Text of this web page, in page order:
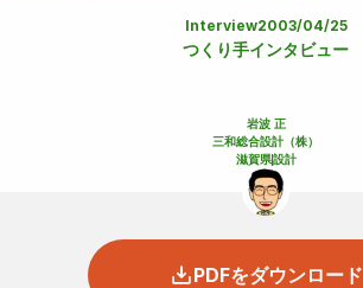
つくり手インタビュー
Interview2003/04/25
岩波 正
三和総合設計（株）
滋賀県設計
PDFをダウンロード